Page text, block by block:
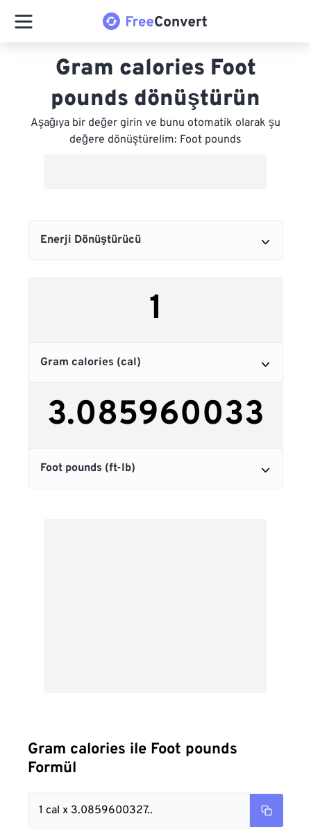
Gram calories Foot
pounds dönüştürün
Aşağıya bir değer girin ve bunu otomatik olarak şu
değere dönüştürelim: Foot pounds
Gram calories ile Foot pounds
Formül
1 cal x 3.0859600327..